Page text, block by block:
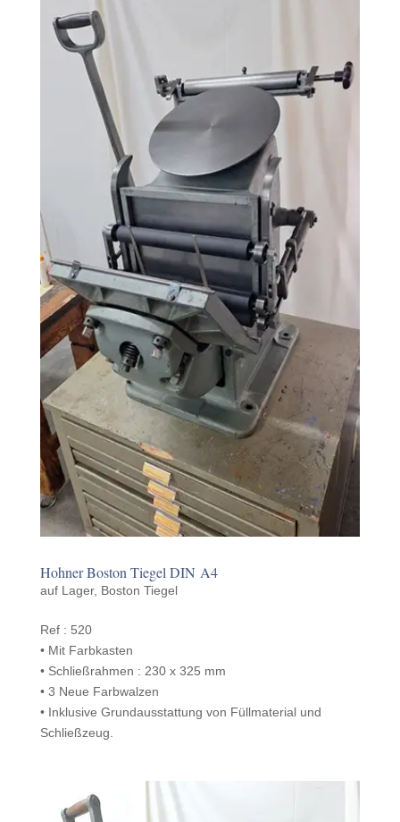
Hohner Boston Tiegel DIN A4
auf Lager, Boston Tiegel
Ref : 520
• Mit Farbkasten
• Schließrah­men : 230 x 325 mm
• 3 Neue Farbwalzen
• Inklu­sive Grun­dausstat­tung von Füll­ma­te­r­ial und
Schließzeug.